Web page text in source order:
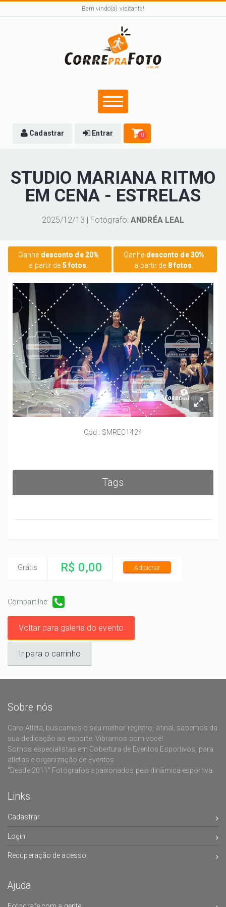
Bem vindo(a) visitante!
Cadastrar Entrar 0
STUDIO MARIANA RITMO
EM CENA - ESTRELAS
2025/12/13 | Fotógrafo:ANDRÉA LEAL
Ganhe desconto de 20%
a partir de 5 fotos
Ganhe desconto de 30%
a partir de 8 fotos
Cód.: SMREC1424
Tags
Grátis R$ 0,00 Adicionar
Compartilhe:
Voltar para galeria do evento
Ir para o carrinho
Sobre nós
Caro Atleta, buscamos o seu melhor registro, afinal, sabemos da
sua dedicação ao esporte. Vibramos com você!
Somos especialistas em Cobertura de Eventos Esportivos, para
atletas e organização de Eventos
"Desde 2011" Fotógrafos apaixonados pela dinâmica esportiva.
Links
Cadastrar
Login
Recuperação de acesso
Ajuda